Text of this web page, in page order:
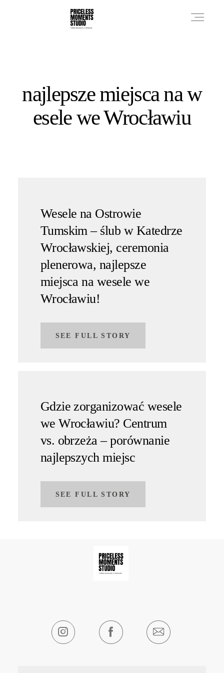
najlepsze miejsca na w
esele we Wrocławiu
Wesele na Ostrowie
Tumskim – ślub w Katedrze
Wrocławskiej, ceremonia
plenerowa, najlepsze
miejsca na wesele we
Wrocławiu!
SEE FULL STORY
Gdzie zorganizować wesele
we Wrocławiu? Centrum
vs. obrzeża – porównanie
najlepszych miejsc
SEE FULL STORY
PHOTO WORKS